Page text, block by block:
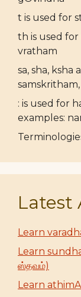
t is used for
th is used for
vratham
sa, sha, ksha
: is used for
examples:
Latest
Learn
Learn
ஸ்தவம்)
Learn